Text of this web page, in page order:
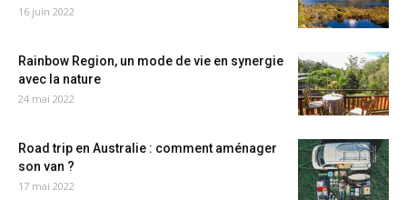
16 juin 2022
Rainbow Region, un mode de vie en synergie
avec la nature
24 mai 2022
Road trip en Australie : comment aménager
son van ?
17 mai 2022